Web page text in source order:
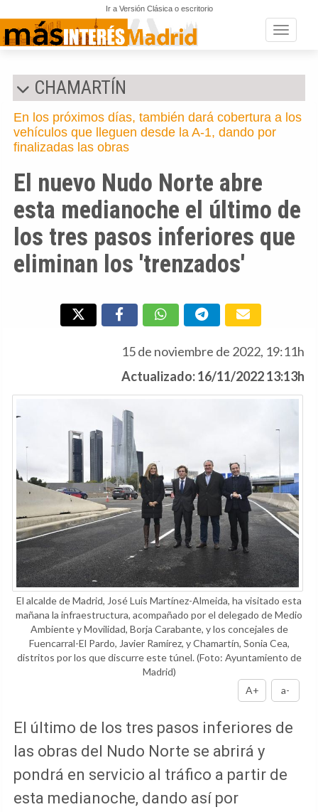
Ir a Versión Clásica o escritorio
Toggle
CHAMARTÍN
En los próximos días, también dará cobertura a los
vehículos que lleguen desde la A-1, dando por
finalizadas las obras
El nuevo Nudo Norte abre
esta medianoche el último de
los tres pasos inferiores que
eliminan los 'trenzados'
15 de noviembre de 2022, 19:11h
Actualizado: 16/11/2022 13:13h
El alcalde de Madrid, José Luis Martínez-Almeida, ha visitado esta
mañana la infraestructura, acompañado por el delegado de Medio
Ambiente y Movilidad, Borja Carabante, y los concejales de
Fuencarral-El Pardo, Javier Ramírez, y Chamartín, Sonia Cea,
distritos por los que discurre este túnel.(Foto: Ayuntamiento de
Madrid)
A+
a-
El último de los tres pasos inferiores de
las obras del Nudo Norte se abrirá y
pondrá en servicio al tráfico a partir de
esta medianoche, dando así por